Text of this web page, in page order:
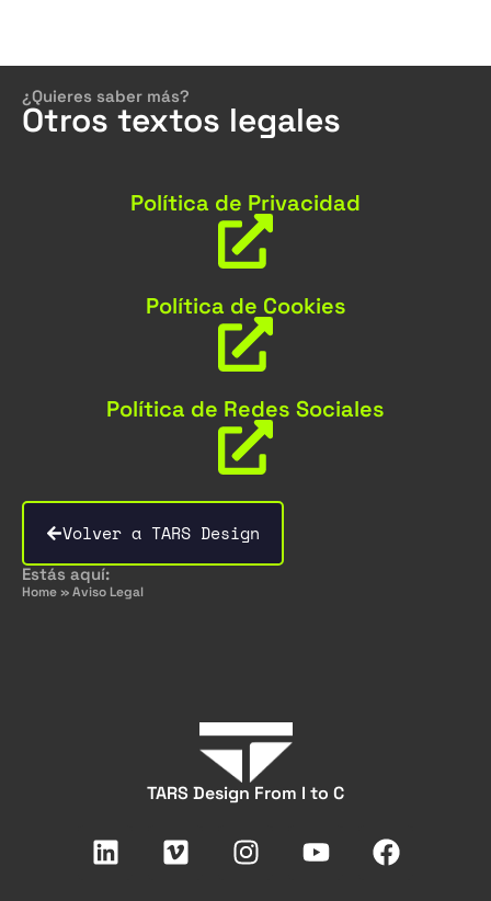
¿Quieres saber más?
Otros textos legales
Política de Privacidad
Política de Cookies
Política de Redes Sociales
Volver a TARS Design
Estás aquí:
Home » Aviso Legal
TARS Design From I to C